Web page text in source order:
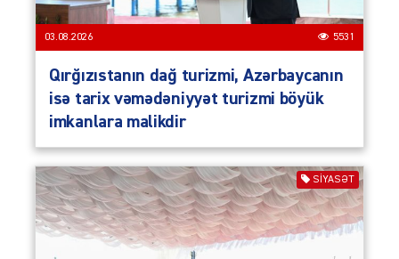
03.08.2026 5531
Qırğızıstanın dağ turizmi, Azərbaycanın
isə tarix vəmədəniyyət turizmi böyük
imkanlara malikdir
SIYASƏT